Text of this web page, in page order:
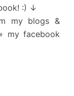
:) ↓
my blogs &
my facebook